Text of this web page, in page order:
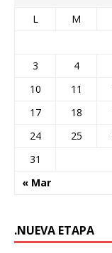
L M
« Mar
3
4
10
11
17
18
24
25
31
.NUEVA ETAPA